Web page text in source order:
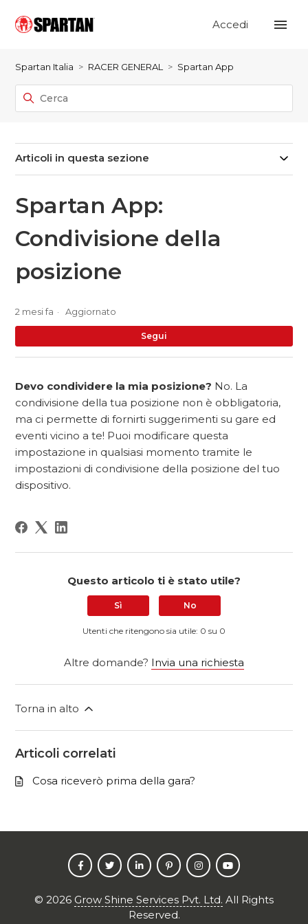
Accedi
Spartan Italia RACER GENERAL Spartan App
Articoli in questa sezione
Spartan App:
Condivisione della
posizione
2 mesi fa Aggiornato
Segui
Devo condividere la mia posizione? No. La
condivisione della tua posizione non è obbligatoria,
ma ci permette di fornirti suggerimenti su gare ed
eventi vicino a te! Puoi modificare questa
impostazione in qualsiasi momento tramite le
impostazioni di condivisione della posizione del tuo
dispositivo.
Questo articolo ti è stato utile?
Sì No
Utenti che ritengono sia utile: 0 su 0
Altre domande? Invia una richiesta
Torna in alto
Articoli correlati
Cosa riceverò prima della gara?
© 2026 Grow Shine Services Pvt. Ltd. All Rights
Reserved.